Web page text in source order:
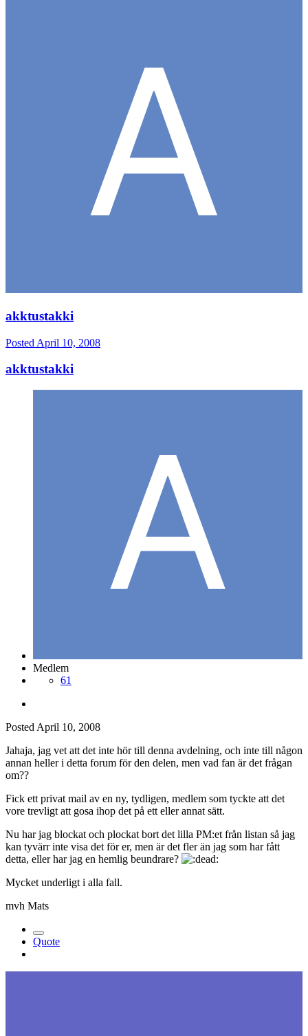
akktustakki
Posted April 10, 2008
akktustakki
Medlem
61
Posted April 10, 2008
Jahaja, jag vet att det inte hör till denna avdelning, och inte till någon
annan heller i detta forum för den delen, men vad fan är det frågan
om??
Fick ett privat mail av en ny, tydligen, medlem som tyckte att det
vore trevligt att gosa ihop det på ett eller annat sätt.
Nu har jag blockat och plockat bort det lilla PM:et från listan så jag
kan tyvärr inte visa det för er, men är det fler än jag som har fått
detta, eller har jag en hemlig beundrare?
Mycket underligt i alla fall.
mvh Mats
Quote